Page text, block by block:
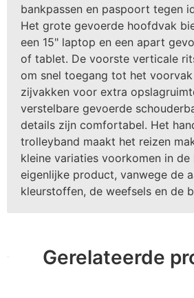
bankpassen en paspoort tegen
Het grote gevoerde hoofdvak
een 15" laptop en een apart
of tablet. De voorste verticale
om snel toegang tot het
zijvakken voor extra
verstelbare gevoerde
details zijn comfortabel. Het
trolleyband maakt het reizen
kleine variaties voorkomen in de
eigenlijke product, vanwege de
kleurstoffen, de weefsels en de
Gerelateerde